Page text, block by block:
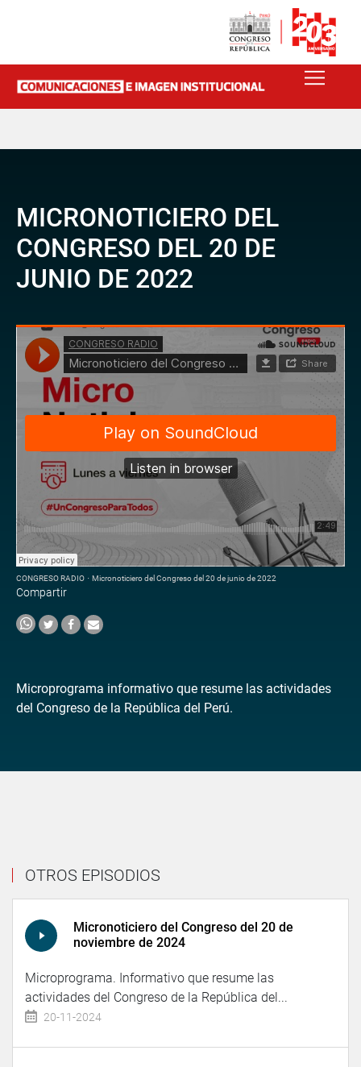
MICRONOTICIERO DEL
CONGRESO DEL 20 DE
JUNIO DE 2022
CONGRESO RADIO · Micronoticiero del Congreso del 20 de junio de 2022
Compartir
Microprograma informativo que resume las actividades
del Congreso de la República del Perú.
OTROS EPISODIOS
Micronoticiero del Congreso del 20 de
noviembre de 2024
Microprograma. Informativo que resume las
actividades del Congreso de la República del...
20-11-2024